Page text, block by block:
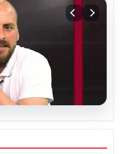
dönüştü!
harekete geçildi